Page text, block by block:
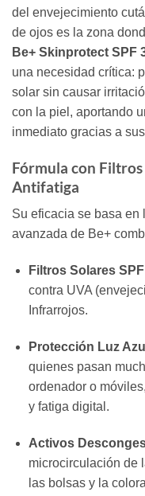
del envejecimiento
de ojos es la zona
Be+ Skinprotect SPF
una necesidad crítica:
solar sin causar
con la piel, aportando
inmediato gracias a
Fórmula con
Antifatiga
Su eficacia se basa en
avanzada de Be+
Filtros Solares
contra UVA
Infrarrojos.
Protección Luz
quienes pasan
ordenador o
y fatiga digital.
Activos
microcirculación de
las bolsas y la